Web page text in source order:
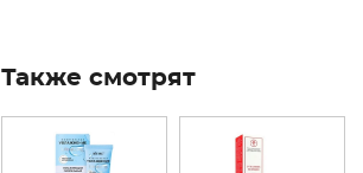
Также смотрят